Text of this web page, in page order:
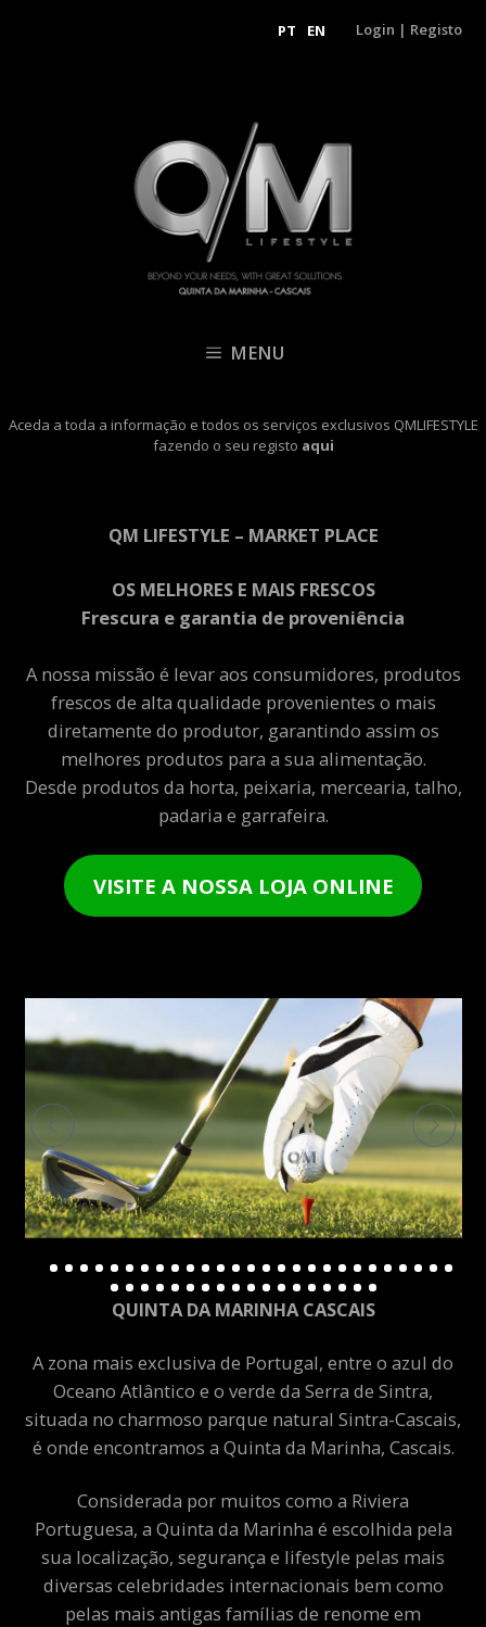
PT EN Login | Registo
MENU
Aceda a toda a informação e todos os serviços exclusivos QMLIFESTYLE
fazendo o seu registo aqui
QM LIFESTYLE – MARKET PLACE
OS MELHORES E MAIS FRESCOS
Frescura e garantia de proveniência
A nossa missão é levar aos consumidores, produtos
frescos de alta qualidade provenientes o mais
diretamente do produtor, garantindo assim os
melhores produtos para a sua alimentação.
Desde produtos da horta, peixaria, mercearia, talho,
padaria e garrafeira.
VISITE A NOSSA LOJA ONLINE
QUINTA DA MARINHA CASCAIS
A zona mais exclusiva de Portugal, entre o azul do
Oceano Atlântico e o verde da Serra de Sintra,
situada no charmoso parque natural Sintra-Cascais,
é onde encontramos a Quinta da Marinha, Cascais.
Considerada por muitos como a Riviera
Portuguesa, a Quinta da Marinha é escolhida pela
sua localização, segurança e lifestyle pelas mais
diversas celebridades internacionais bem como
pelas mais antigas famílias de renome em